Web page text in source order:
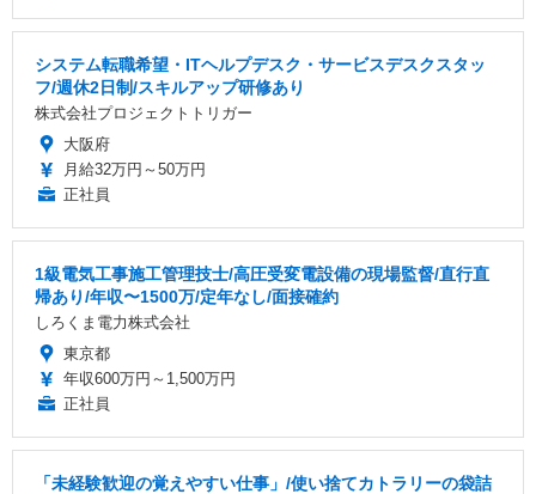
システム転職希望・ITヘルプデスク・サービスデスクスタッ
フ/週休2日制/スキルアップ研修あり
株式会社プロジェクトトリガー
大阪府
月給32万円～50万円
正社員
1級電気工事施工管理技士/高圧受変電設備の現場監督/直行直
帰あり/年収〜1500万/定年なし/面接確約
しろくま電力株式会社
東京都
年収600万円～1,500万円
正社員
「未経験歓迎の覚えやすい仕事」/使い捨てカトラリーの袋詰